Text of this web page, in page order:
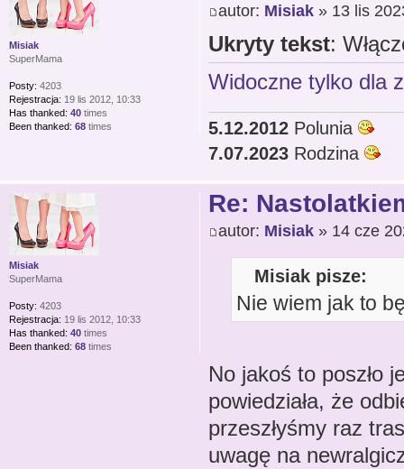
autor: Misiak» 13 lis
Ukryty tekst:
Widoczne tylko dla
5.12.2012Polunia
7.07.2023Rodzina
Misiak
SuperMama
Posty: 4203
Rejestracja: 19 lis 2012, 10:33
Has thanked: 40 times
Been thanked: 68 times
Re:
autor: Misiak» 14 cze
Misiak pisze:
Nie wiem jak to
No jakoś to poszło
powiedziała, że
przeszłyśmy raz
uwagę na
Misiak
SuperMama
Posty: 4203
Rejestracja: 19 lis 2012, 10:33
Has thanked: 40 times
Been thanked: 68 times